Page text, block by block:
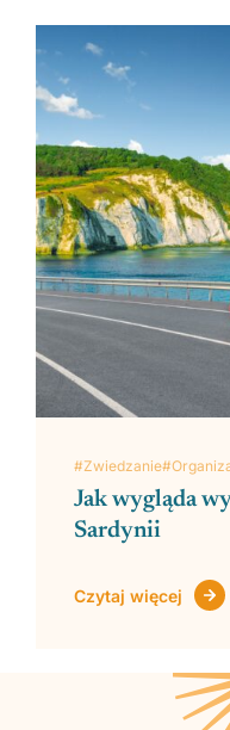
#Zwiedzanie
Jak wygląda
Sardynii
Czytaj więcej